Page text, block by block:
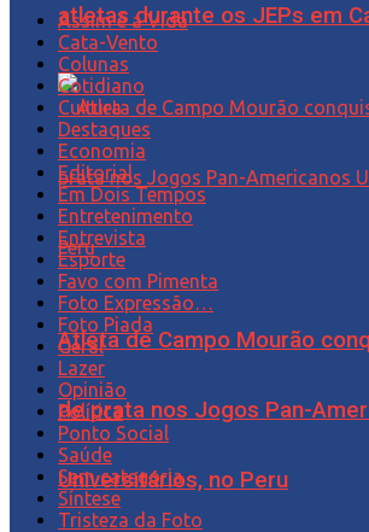
atletas durante os JEPs em
Atleta de Campo Mourão
de prata nos Jogos Pan-
Universitários, no Peru
Assim é a Vida
Cata-Vento
Colunas
Cotidiano
Cultura
Destaques
Economia
Editorial
Em Dois Tempos
Entretenimento
Entrevista
Esporte
Favo com Pimenta
Foto Expressão…
Foto Piada
Geral
Lazer
Opinião
Política
Ponto Social
Saúde
Sem categoria
Síntese
Tristeza da Foto